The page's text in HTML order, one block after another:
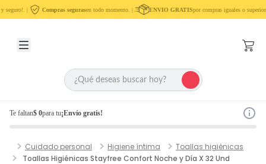
| Compras segurasen todo momento. | ENVIO GRATISpor compras iguales o
Te faltan$ 0para tu¡Envío gratis!
Cuidado personal Higiene íntima
Toallas higiénicas
Toallas Higiénicas Stayfree Confort Noche y Día X 32 Und